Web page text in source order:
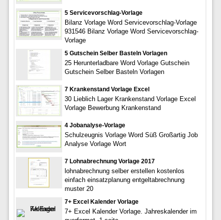
5 Servicevorschlag-Vorlage
Bilanz Vorlage Word Servicevorschlag-Vorlage
931546 Bilanz Vorlage Word Servicevorschlag-
Vorlage
5 Gutschein Selber Basteln Vorlagen
25 Herunterladbare Word Vorlage Gutschein
Gutschein Selber Basteln Vorlagen
7 Krankenstand Vorlage Excel
30 Lieblich Lager Krankenstand Vorlage Excel
Vorlage Bewerbung Krankenstand
4 Jobanalyse-Vorlage
Schulzeugnis Vorlage Word Süß Großartig Job
Analyse Vorlage Wort
7 Lohnabrechnung Vorlage 2017
lohnabrechnung selber erstellen kostenlos
einfach einsatzplanung entgeltabrechnung
muster 20
7+ Excel Kalender Vorlage
7+ Excel Kalender Vorlage. Jahreskalender im